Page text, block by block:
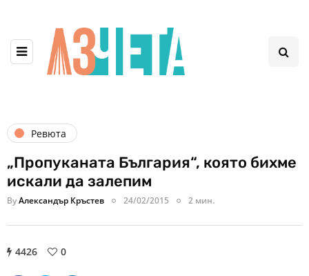
Ревюта
„Пропуканата България“, която бихме
искали да залепим
ByАлександър Кръстев 24/02/2015 2 мин.
4426 0